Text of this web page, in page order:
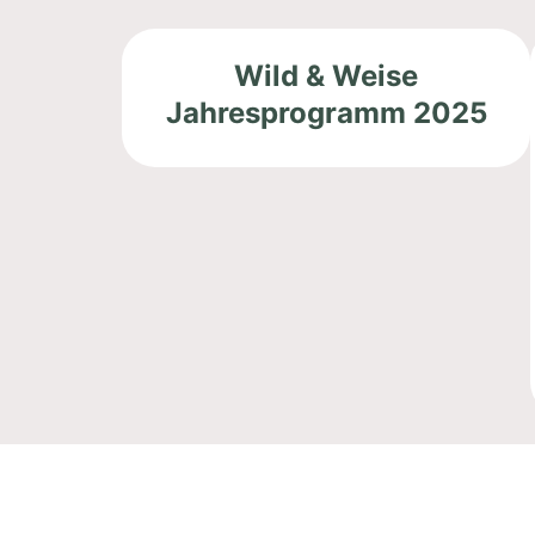
Wild & Weise
Jahresprogramm 2025